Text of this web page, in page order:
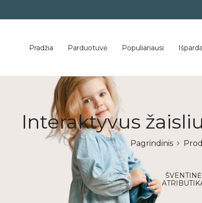
Pradžia Parduotuvė Populiariausi
Interaktyvus
Pagrindinis
Vasaros kolekcija
ŠVENTINĖ